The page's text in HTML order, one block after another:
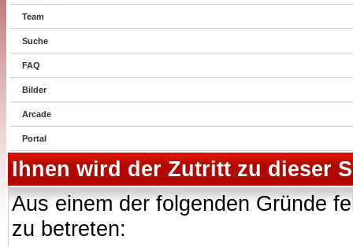
Team
Suche
FAQ
Bilder
Arcade
Portal
Ihnen wird der Zutritt zu dieser
Aus einem der folgenden Gründe
zu betreten: